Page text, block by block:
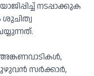
നടപ്പാക്കുക
ശുചിത്വ
മുഴുവൻ സർക്കാർ,